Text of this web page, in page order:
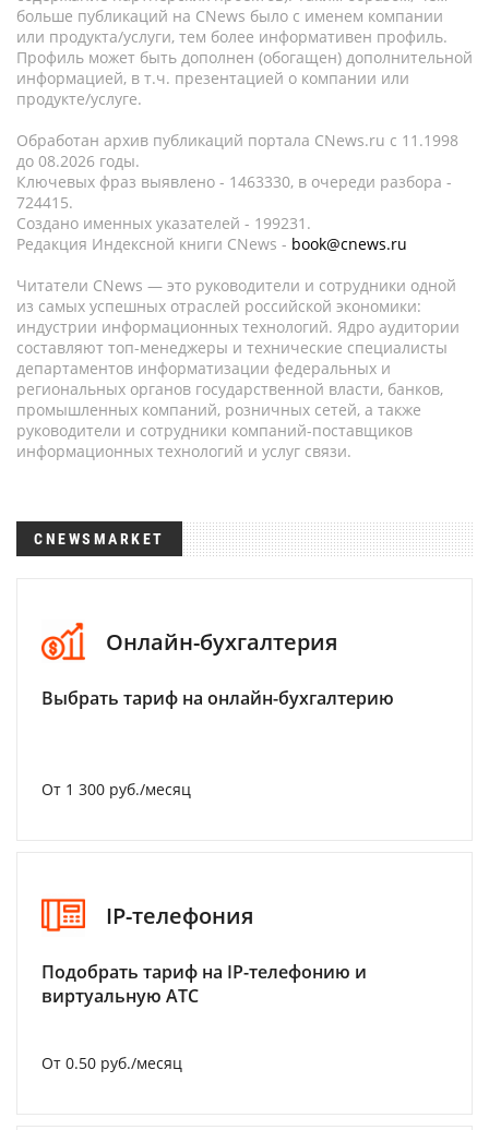
больше публикаций на CNews было с именем компании
или продукта/услуги, тем более информативен профиль.
Профиль может быть дополнен (обогащен) дополнительной
информацией, в т.ч. презентацией о компании или
продукте/услуге.
Обработан архив публикаций портала CNews.ru c 11.1998
до 08.2026 годы.
Ключевых фраз выявлено - 1463330, в очереди разбора -
724415.
Создано именных указателей - 199231.
Редакция Индексной книги CNews - book@cnews.ru
Читатели CNews — это руководители и сотрудники одной
из самых успешных отраслей российской экономики:
индустрии информационных технологий. Ядро аудитории
составляют топ-менеджеры и технические специалисты
департаментов информатизации федеральных и
региональных органов государственной власти, банков,
промышленных компаний, розничных сетей, а также
руководители и сотрудники компаний-поставщиков
информационных технологий и услуг связи.
CNEWSMARKET
Онлайн-бухгалтерия
Выбрать тариф на онлайн-бухгалтерию
От 1 300 руб./месяц
IP-телефония
Подобрать тариф на IP-телефонию и
виртуальную АТС
От 0.50 руб./месяц